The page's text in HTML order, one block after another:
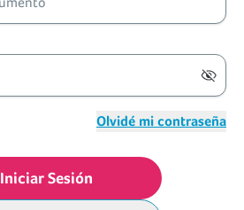
Olvidé mi contraseña
Iniciar Sesión